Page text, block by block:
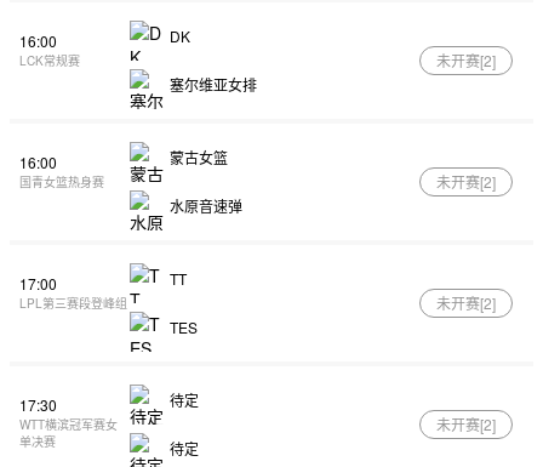
16:00
LCK常规赛
DK
塞尔维亚女排
未开赛[2]
16:00
国青女篮热身赛
蒙古女篮
水原音速弹
未开赛[2]
17:00
LPL第三赛段登峰组
TT
TES
未开赛[2]
17:30
WTT横滨冠军赛女
单决赛
待定
待定
未开赛[2]